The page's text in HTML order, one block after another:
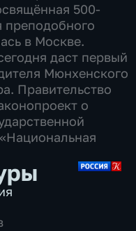
500-
преподобного
в Москве.
даст первый
Мюнхенского
Правительство
о